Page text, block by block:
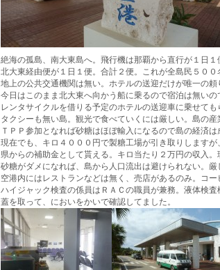
絶海の孤島、南大東島へ。飛行機は那覇から直行が１日１
北大東経由便が１日１便。合計２便。これが全島民５００
地上の公共交通機関は無い。ホテルの送迎だけが唯一の頼
今日はこのまま北大東へ向かう船に乗るので宿泊は無いの
レンタサイクルを借りる予定のホテルの送迎車に乗せても
タクシーも無い島。観光で食べていくには厳しい。島の産
ＴＰＰ参加となれば砂糖はほぼ輸入になるので島の経済は
現在でも、キロ４０００円で製糖工場が引き取りします
県からの補助金として貰える。キロ当たり２万円の収入。
砂糖がダメになれば、島から人口流出は避けられない。厳
空港内にはレストランなどは無く、売店があるのみ。コー
ハイジャック検査の係員はＲＡＣの職員が兼務。液体検
蓋を取って、においをかいで確認してました。